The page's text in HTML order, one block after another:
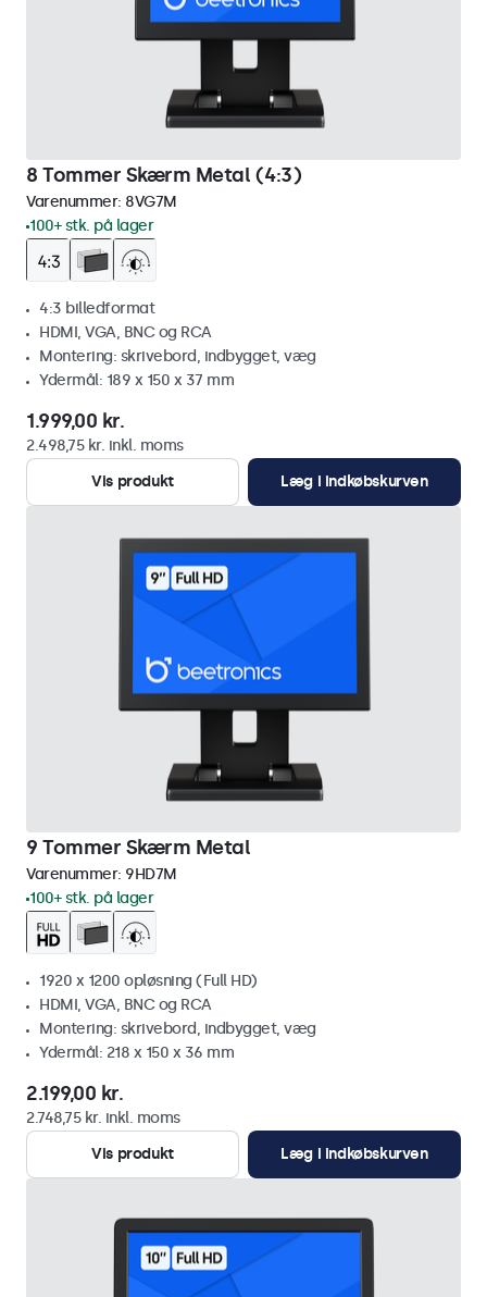
8 Tommer Skærm Metal (4:3)
Varenummer: 8VG7M
100+ stk. på lager
4:3 billedformat
HDMI, VGA, BNC og RCA
Montering: skrivebord, indbygget, væg
Ydermål: 189 x 150 x 37 mm
1.999,00 kr.
2.498,75 kr. inkl. moms
Vis produkt
Læg i indkøbskurven
9 Tommer Skærm Metal
Varenummer: 9HD7M
100+ stk. på lager
1920 x 1200 opløsning (Full HD)
HDMI, VGA, BNC og RCA
Montering: skrivebord, indbygget, væg
Ydermål: 218 x 150 x 36 mm
2.199,00 kr.
2.748,75 kr. inkl. moms
Vis produkt
Læg i indkøbskurven